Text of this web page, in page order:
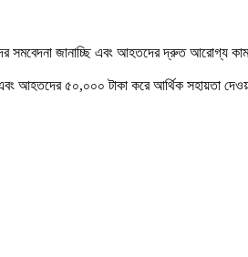
সমবেদনা জানাচ্ছি এবং আহতদের দ্রুত আরোগ্য
এবং আহতদের ৫০,০০০ টাকা করে আর্থিক সহায়তা